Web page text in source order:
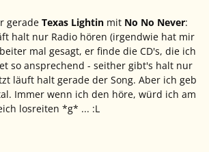
gerade Texas Lightin mit No No Never:
halt nur Radio hören (irgendwie hat mir
mal gesagt, er finde die CD's, die ich
so ansprechend - seither gibt's halt nur
läuft halt gerade der Song. Aber ich geb
Immer wenn ich den höre, würd ich am
losreiten *g* ... :L